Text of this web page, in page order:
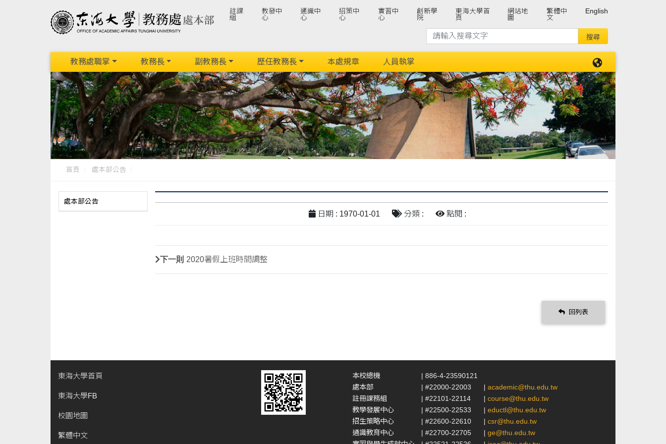
註課
組
教發中
心
通識中
心
招策中
心
實習中
心
創新學
院
東海大學首
頁
網站地
圖
繁體中
文
English
教務處職掌 教務長 副教務長 歷任教務長 本處規章 人員執掌
首頁 處本部公告
處本部公告
日期 : 1970-01-01 分類 : 點閱 :
下一則 2020暑假上班時間調整
回列表
東海大學首頁
東海大學FB
校園地圖
繁體中文
本校總機
| 886-4-23590121
處本部
| #22000-22003 | academic@thu.edu.tw
註冊課務組
| #22101-22114 | course@thu.edu.tw
教學發展中心
| #22500-22533 | eductl@thu.edu.tw
招生策略中心
| #22600-22610 | csr@thu.edu.tw
通識教育中心
| #22700-22705 | ge@thu.edu.tw